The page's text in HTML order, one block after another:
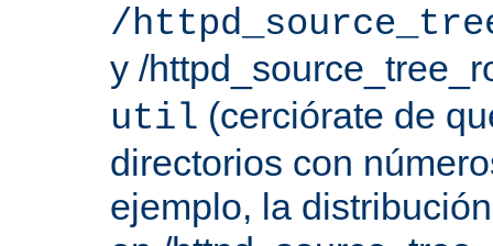
/
y /
util (cerciórate de
directorios con
ejemplo, la